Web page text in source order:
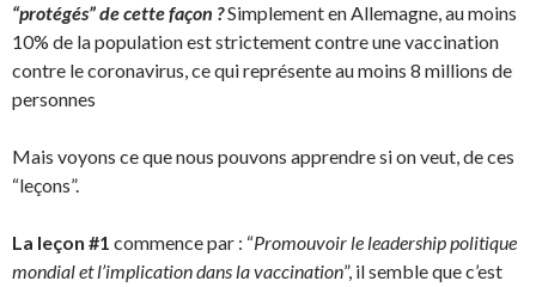
“protégés” de cette façon ?Simplement en Allemagne, au moins
10% de la population est strictement contre une vaccination
contre le coronavirus, ce qui représente au moins 8 millions de
personnes
Mais voyons ce que nous pouvons apprendre si on veut, de ces
“leçons”.
La leçon #1 commence par : “Promouvoir le leadership politique
mondial et l’implication dans la vaccination”, il semble que c’est